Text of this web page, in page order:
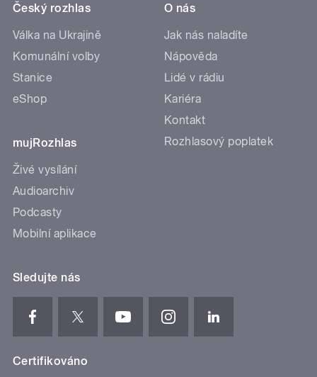
Český rozhlas
Válka na Ukrajině
Komunální volby
Stanice
eShop
mujRozhlas
Živé vysílání
Audioarchiv
Podcasty
Mobilní aplikace
O nás
Jak nás naladíte
Nápověda
Lidé v rádiu
Kariéra
Kontakt
Rozhlasový poplatek
Sledujte nás
Certifikováno